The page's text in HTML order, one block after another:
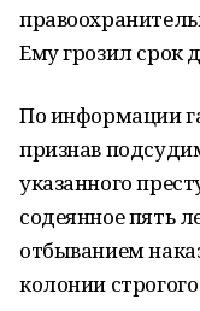
Ему грозил срок
По информации
признав
указанного
содеянное пять
отбыванием
колонии